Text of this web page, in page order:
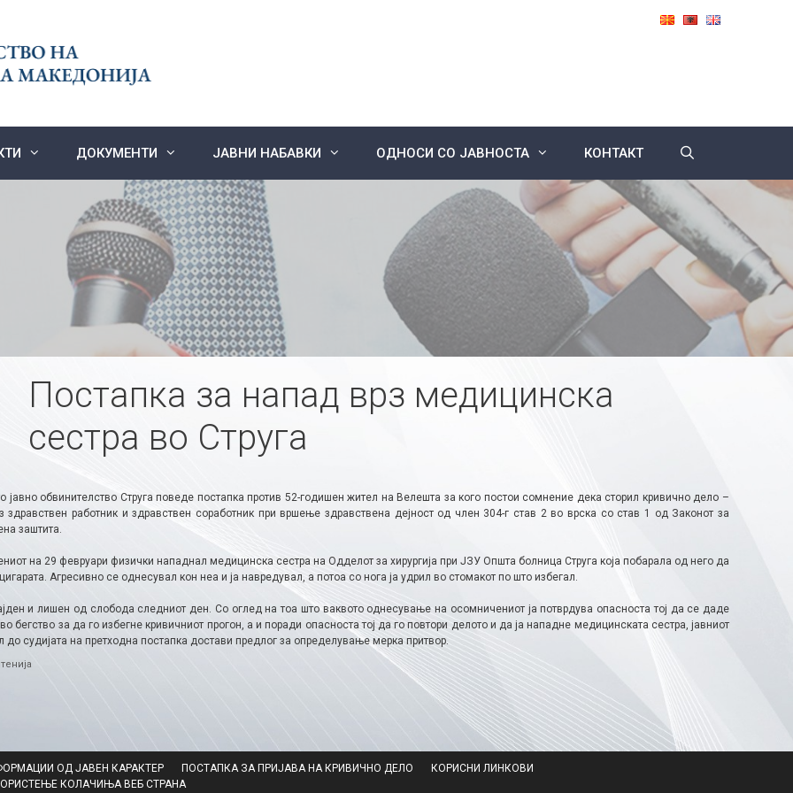
ДОКУМЕНТИ ЈАВНИ НАБАВКИ ОДНОСИ СО ЈАВНОСТА КОНТАКТ
Постапка за напад врз медицинска
сестра во Струга
јавно обвинителство Струга поведе постапка против 52-годишен жител на Велешта за кого постои сомнение дека сторил кривично дело –
здравствен работник и здравствен соработник при вршење здравствена дејност од член 304-г став 2 во врска со став 1 од Законот за
заштита.
на 29 февруари физички нападнал медицинска сестра на Одделот за хирургија при ЈЗУ Општа болница Струга која побарала од него да
цигарата. Агресивно се однесувал кон неа и ја навредувал, а потоа со нога ја удрил во стомакот по што избегал.
и лишен од слобода следниот ден. Со оглед на тоа што ваквото однесување на осомничениот ја потврдува опасноста тој да се даде
бегство за да го избегне кривичниот прогон, а и поради опасноста тој да го повтори делото и да ја нападне медицинската сестра, јавниот
до судијата на претходна постапка достави предлог за определување мерка притвор.
ОД ЈАВЕН КАРАКТЕР ПОСТАПКА ЗА ПРИЈАВА НА КРИВИЧНО ДЕЛО
КОРИСНИ ЛИНКОВИ
КОЛАЧИЊА ВЕБ СТРАНА